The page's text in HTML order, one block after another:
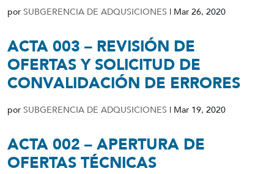
por SUBGERENCIA DE ADQUSICIONES | Mar 26, 2020
ACTA 003 – REVISIÓN DE
OFERTAS Y SOLICITUD DE
CONVALIDACIÓN DE ERRORES
por SUBGERENCIA DE ADQUSICIONES | Mar 19, 2020
ACTA 002 – APERTURA DE
OFERTAS TÉCNICAS